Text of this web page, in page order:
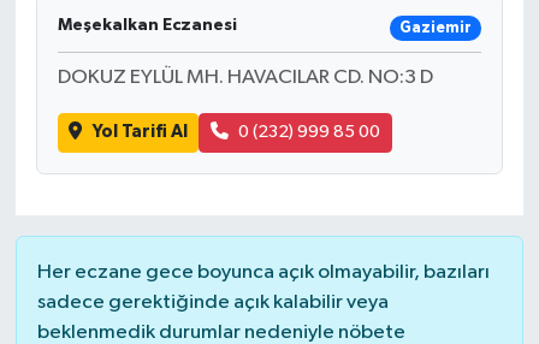
Meşekalkan Eczanesi Gaziemir
DOKUZ EYLÜL MH. HAVACILAR CD. NO:3 D
Yol Tarifi Al 0 (232) 999 85 00
Her eczane gece boyunca açık olmayabilir, bazıları
sadece gerektiğinde açık kalabilir veya
beklenmedik durumlar nedeniyle nöbete
SAĞLIK
EĞİTİM
BÖLGE
POPÜLER
DÜNYA